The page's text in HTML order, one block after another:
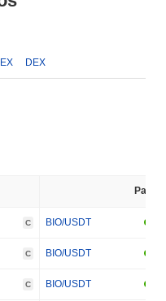
DEX
Par
C BIO/USDT
C BIO/USDT
C BIO/USDT